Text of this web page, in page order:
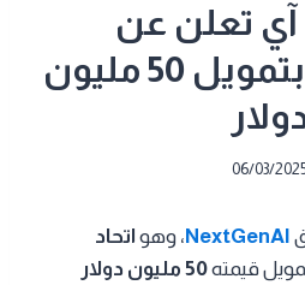
آي تعلن عن
NextGenAI بتمويل 50 مليون
06/03/
NextGenAI، وهو اتحاد
قيمته50 مليون دولار